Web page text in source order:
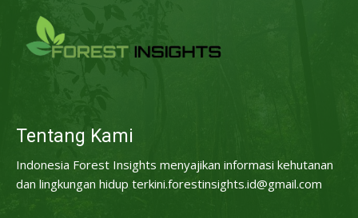
Tentang Kami
Indonesia Forest Insights menyajikan informasi kehutanan
dan lingkungan hidup terkini.forestinsights.id@gmail.com